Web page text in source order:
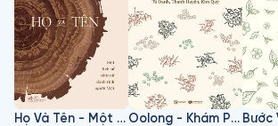
Họ Và Tên - Một Lịch Sử Nhìn Từ Danh Tính Người Việt
Oolong - Khám Phá Thế Giới Đầy Hương, Vị Của Rồng Đen